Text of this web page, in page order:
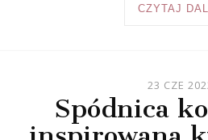
CZYTAJ
23 CZE
Spódnica